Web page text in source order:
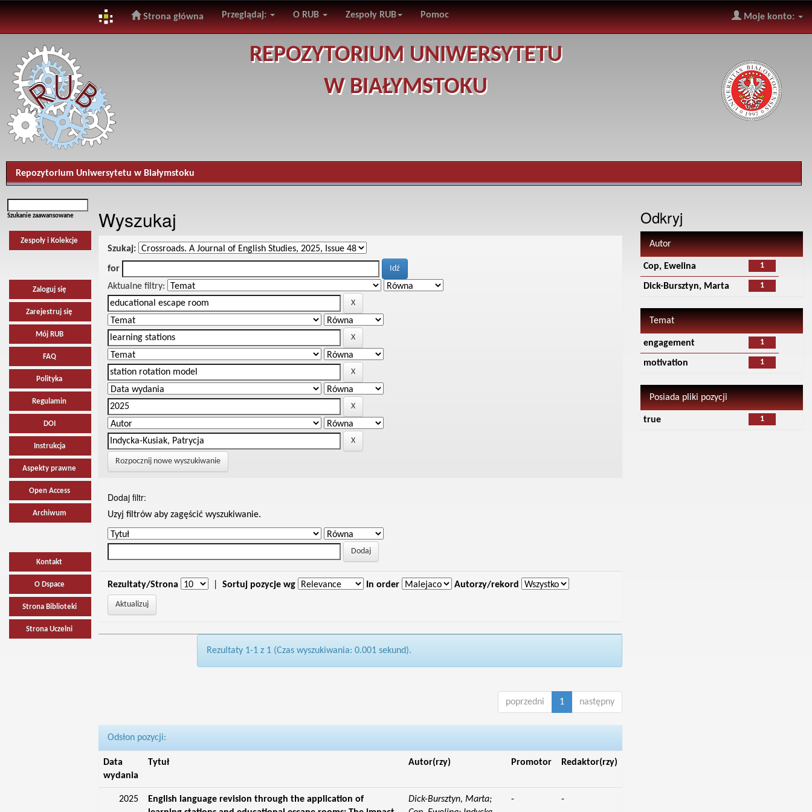
navigation
Strona główna Przeglądaj: O RUB Zespoły RUB Pomoc Moje konto:
REPOZYTORIUM UNIWERSYTETU
W BIAŁYMSTOKU
Repozytorium Uniwersytetu w Białymstoku
Szukanie zaawansowane
Zespoły i Kolekcje
Zaloguj się
Zarejestruj się
Mój RUB
FAQ
Polityka
Regulamin
DOI
Instrukcja
Aspekty prawne
Open Access
Archiwum
Kontakt
O Dspace
Strona Biblioteki
Strona Uczelni
Wyszukaj
Szukaj:
for
Aktualne filtry:
Rozpocznij nowe wyszukiwanie
Dodaj filtr:
Uzyj filtrów aby zagęścić wyszukiwanie.
Rezultaty/Strona Sortuj pozycje wg In order Autorzy/rekord
Rezultaty 1-1 z 1 (Czas wyszukiwania: 0.001 sekund).
poprzedni 1 następny
Odsłon pozycji:
Data
wydania
Tytuł Autor(rzy) Promotor Redaktor(rzy)
2025
English language revision through the application of
Dick-Bursztyn, Marta;
- -
Odkryj
Autor
1
Cop, Ewelina
1
Dick-Bursztyn, Marta
Temat
1
engagement
1
motivation
Posiada pliki pozycji
1
true